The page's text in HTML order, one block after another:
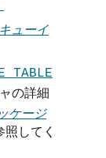
ューイ
の詳細
ケージ
照してく